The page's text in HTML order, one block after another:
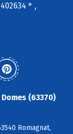
° ,
(63370)
Romagnat,